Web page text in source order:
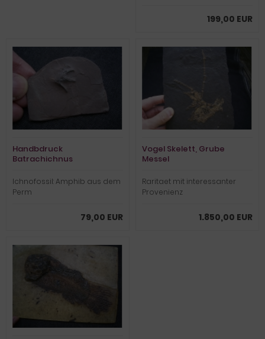
199,00 EUR
Handbdruck
Batrachichnus
Ichnofossil: Amphib aus dem
Perm
79,00 EUR
Vogel Skelett, Grube
Messel
Raritaet mit interessanter
Provenienz
1.850,00 EUR